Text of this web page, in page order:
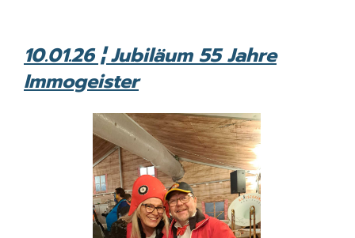
10.01.26 ¦ Jubiläum 55 Jahre
Immogeister